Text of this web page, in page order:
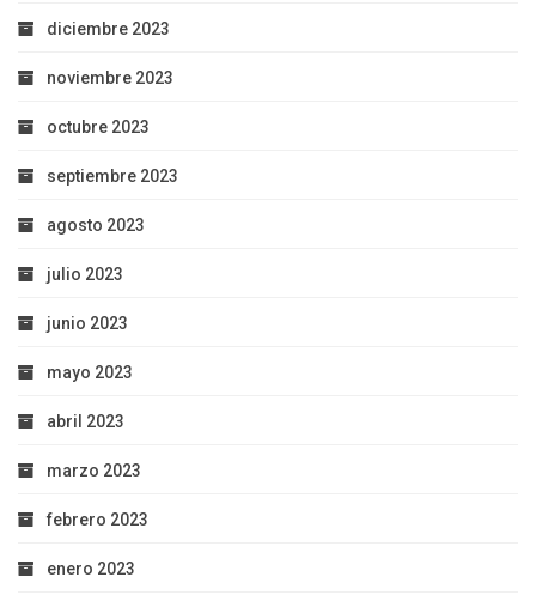
diciembre 2023
noviembre 2023
octubre 2023
septiembre 2023
agosto 2023
julio 2023
junio 2023
mayo 2023
abril 2023
marzo 2023
febrero 2023
enero 2023